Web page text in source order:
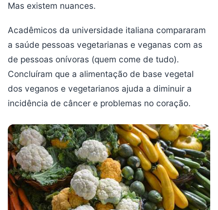
Mas existem nuances.
Acadêmicos da universidade italiana compararam
a saúde pessoas vegetarianas e veganas com as
de pessoas onívoras (quem come de tudo).
Concluíram que a alimentação de base vegetal
dos veganos e vegetarianos ajuda a diminuir a
incidência de câncer e problemas no coração.